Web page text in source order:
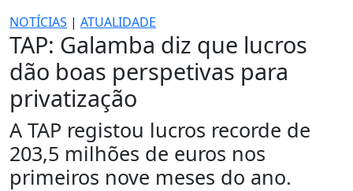
NOTÍCIAS | ATUALIDADE
TAP: Galamba diz que lucros
dão boas perspetivas para
privatização
A TAP registou lucros recorde de
203,5 milhões de euros nos
primeiros nove meses do ano.